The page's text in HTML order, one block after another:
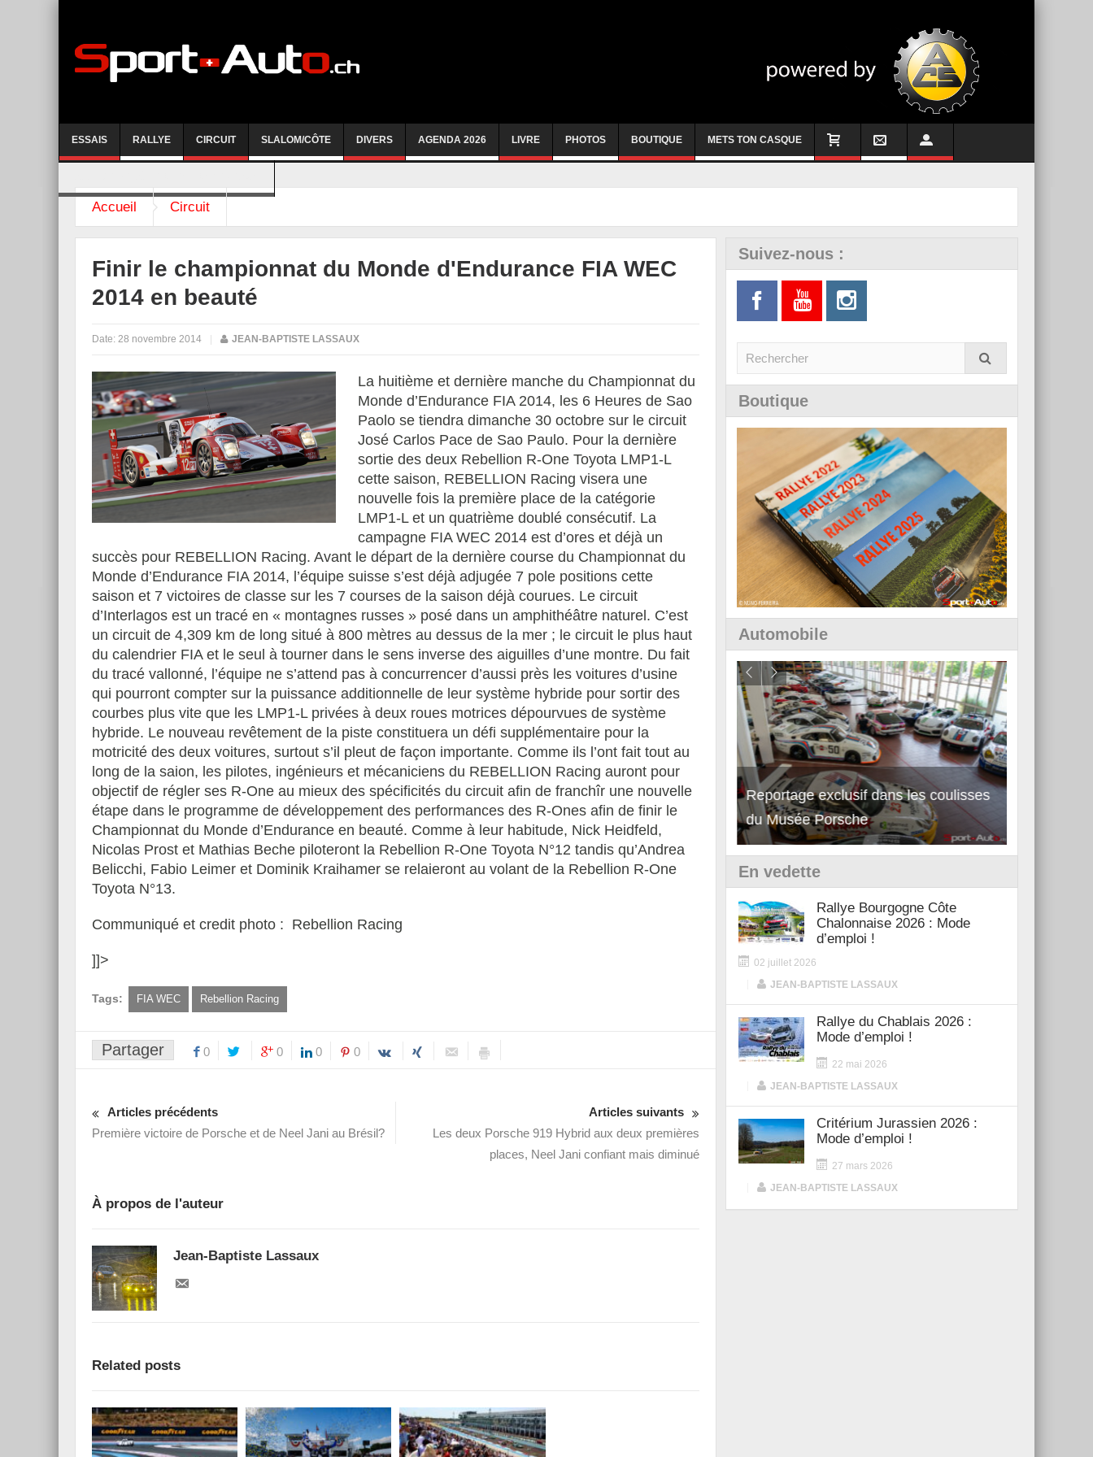
ESSAIS RALLYE CIRCUIT SLALOM/CÔTE DIVERS AGENDA 2026 LIVRE PHOTOS BOUTIQUE METS TON CASQUE
Accueil Circuit
Finir le championnat du Monde d'Endurance FIA WEC
2014 en beauté
Date: 28 novembre 2014 JEAN-BAPTISTE LASSAUX
La huitième et dernière manche du Championnat du
Monde d’Endurance FIA 2014, les 6 Heures de Sao
Paolo se tiendra dimanche 30 octobre sur le circuit
José Carlos Pace de Sao Paulo. Pour la dernière
sortie des deux Rebellion R-One Toyota LMP1-L
cette saison, REBELLION Racing visera une
nouvelle fois la première place de la catégorie
LMP1-L et un quatrième doublé consécutif. La
campagne FIA WEC 2014 est d’ores et déjà un
succès pour REBELLION Racing. Avant le départ de la dernière course du Championnat du
Monde d’Endurance FIA 2014, l’équipe suisse s’est déjà adjugée 7 pole positions cette
saison et 7 victoires de classe sur les 7 courses de la saison déjà courues. Le circuit
d’Interlagos est un tracé en « montagnes russes » posé dans un amphithéâtre naturel. C’est
un circuit de 4,309 km de long situé à 800 mètres au dessus de la mer ; le circuit le plus haut
du calendrier FIA et le seul à tourner dans le sens inverse des aiguilles d’une montre. Du fait
du tracé vallonné, l’équipe ne s’attend pas à concurrencer d’aussi près les voitures d’usine
qui pourront compter sur la puissance additionnelle de leur système hybride pour sortir des
courbes plus vite que les LMP1-L privées à deux roues motrices dépourvues de système
hybride. Le nouveau revêtement de la piste constituera un défi supplémentaire pour la
motricité des deux voitures, surtout s’il pleut de façon importante. Comme ils l’ont fait tout au
long de la saion, les pilotes, ingénieurs et mécaniciens du REBELLION Racing auront pour
objectif de régler ses R-One au mieux des spécificités du circuit afin de franchîr une nouvelle
étape dans le programme de développement des performances des R-Ones afin de finir le
Championnat du Monde d’Endurance en beauté. Comme à leur habitude, Nick Heidfeld,
Nicolas Prost et Mathias Beche piloteront la Rebellion R-One Toyota N°12 tandis qu’Andrea
Belicchi, Fabio Leimer et Dominik Kraihamer se relaieront au volant de la Rebellion R-One
Toyota N°13.
Communiqué et credit photo : Rebellion Racing
]]>
Tags: FIA WEC Rebellion Racing
Partager 0 0 0 0
Articles précédents
Première victoire de Porsche et de Neel Jani au Brésil?
Articles suivants
Les deux Porsche 919 Hybrid aux deux premières
places, Neel Jani confiant mais diminué
À propos de l'auteur
Jean-Baptiste Lassaux
Related posts
Suivez-nous :
Boutique
Automobile
Essai – Morgan Supersport
Reportage exclusif dans les coulisses
du Musée Porsche
En vedette
Rallye Bourgogne Côte
Chalonnaise 2026 : Mode
d’emploi !
02 juillet 2026
JEAN-BAPTISTE LASSAUX
Rallye du Chablais 2026 :
Mode d’emploi !
22 mai 2026
JEAN-BAPTISTE LASSAUX
Critérium Jurassien 2026 :
Mode d’emploi !
27 mars 2026
JEAN-BAPTISTE LASSAUX